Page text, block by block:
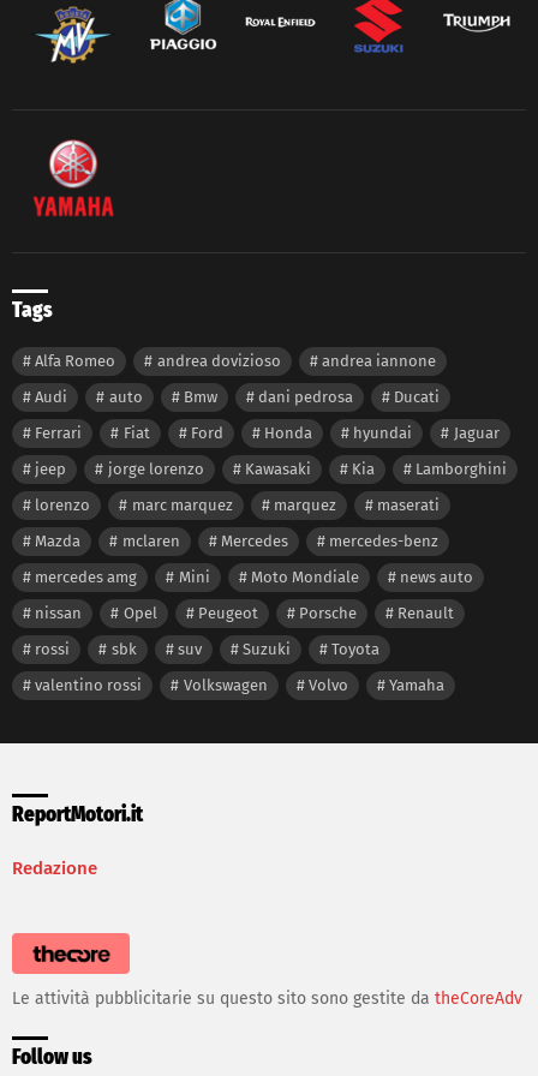
Tags
Alfa Romeo andrea dovizioso
andrea iannone
Audi
auto Bmw dani pedrosa
Ducati
Ferrari
Fiat Ford Honda hyundai
Jaguar
jeep
jorge lorenzo Kawasaki Kia
Lamborghini
lorenzo
marc marquez marquez
maserati
Mazda
mclaren Mercedes
mercedes-benz
mercedes amg
Mini Moto Mondiale
news auto
nissan
Opel Peugeot Porsche
Renault
rossi
sbk suv Suzuki
Toyota
valentino rossi
Volkswagen Volvo Yamaha
ReportMotori.it
Redazione
Le attività pubblicitarie su questo sito sono gestite da theCoreAdv
Follow us